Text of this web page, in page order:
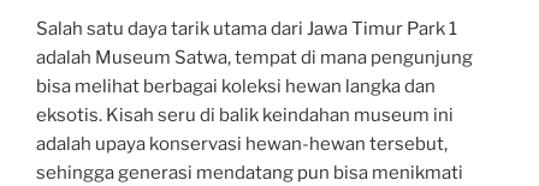
Salah satu daya tarik utama dari Jawa Timur Park 1
adalah Museum Satwa, tempat di mana pengunjung
bisa melihat berbagai koleksi hewan langka dan
eksotis. Kisah seru di balik keindahan museum ini
adalah upaya konservasi hewan-hewan tersebut,
sehingga generasi mendatang pun bisa menikmati